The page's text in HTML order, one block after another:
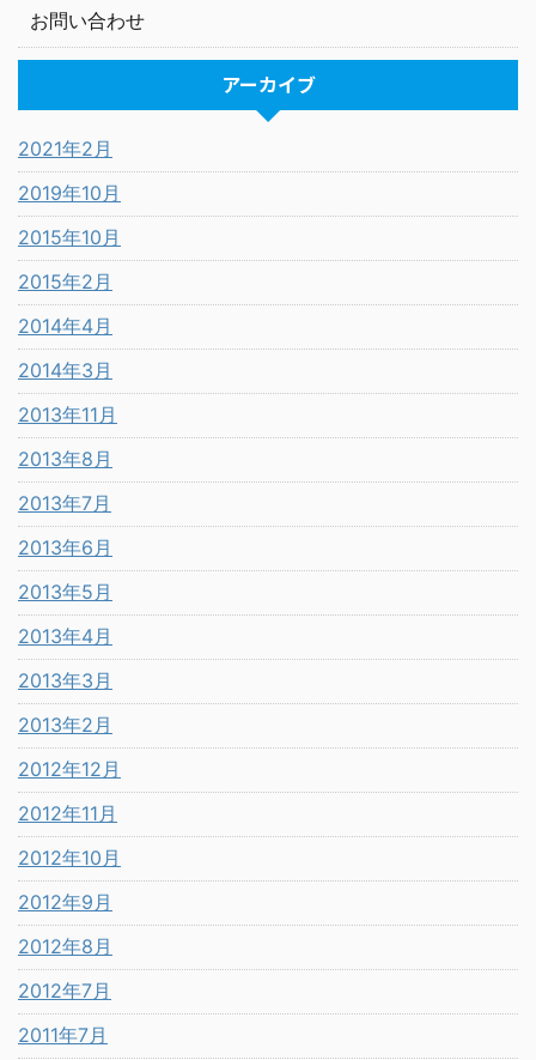
お問い合わせ
アーカイブ
2021年2月
2019年10月
2015年10月
2015年2月
2014年4月
2014年3月
2013年11月
2013年8月
2013年7月
2013年6月
2013年5月
2013年4月
2013年3月
2013年2月
2012年12月
2012年11月
2012年10月
2012年9月
2012年8月
2012年7月
2011年7月